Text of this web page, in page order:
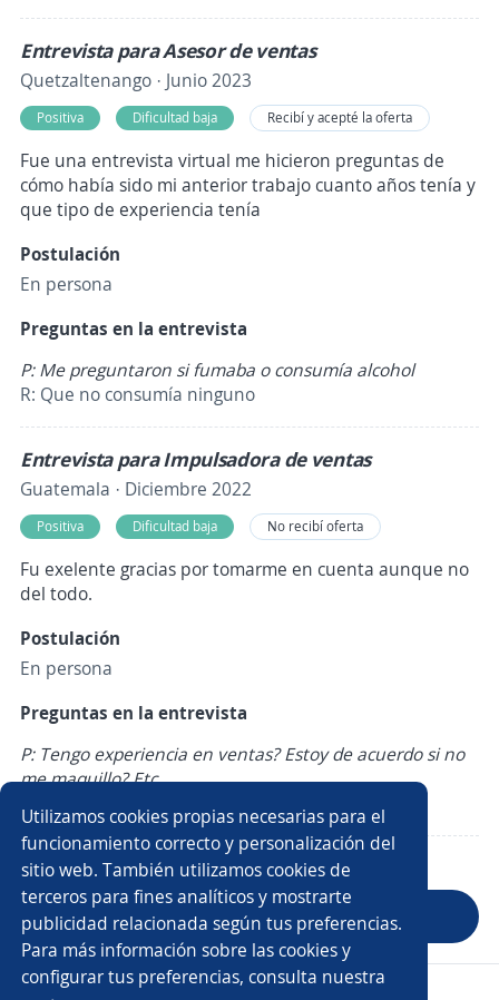
Utilizamos cookies propias necesarias para el
funcionamiento correcto y personalización del
sitio web. También utilizamos cookies de
terceros para fines analíticos y mostrarte
publicidad relacionada según tus preferencias.
Para más información sobre las cookies y
configurar tus preferencias, consulta nuestra
Entrevista para Asesor de ventas
Quetzaltenango · Junio 2023
Positiva Dificultad baja Recibí y acepté la oferta
Fue una entrevista virtual me hicieron preguntas de
cómo había sido mi anterior trabajo cuanto años tenía y
que tipo de experiencia tenía
Postulación
En persona
Preguntas en la entrevista
P: Me preguntaron si fumaba o consumía alcohol
R: Que no consumía ninguno
Entrevista para Impulsadora de ventas
Guatemala · Diciembre 2022
Positiva Dificultad baja No recibí oferta
Fu exelente gracias por tomarme en cuenta aunque no
del todo.
Postulación
En persona
Preguntas en la entrevista
P: Tengo experiencia en ventas? Estoy de acuerdo si no
me maquillo? Etc.
Anterior Siguiente